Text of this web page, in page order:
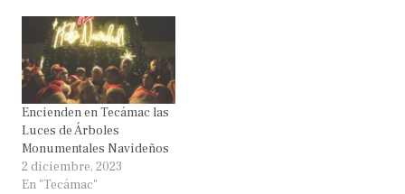
Encienden en Tecámac las
Luces de Árboles
Monumentales Navideños
2 diciembre, 2023
En "Tecámac"